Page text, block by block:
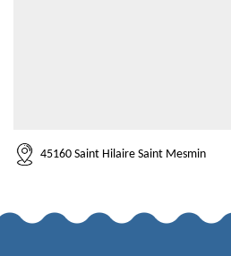
45160 Saint Hilaire Saint Mesmin